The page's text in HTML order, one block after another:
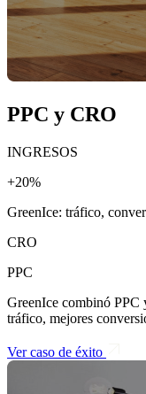
PPC y CRO
INGRESOS
+20%
GreenIce: tráfico,
CRO
PPC
GreenIce combinó
tráfico, mejores
Ver caso de éxito